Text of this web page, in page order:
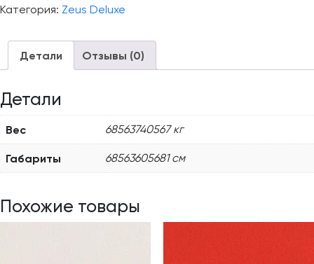
Категория: Zeus Deluxe
Детали Отзывы (0)
Детали
Вес 68563740567 кг
Габариты 68563605681 см
Похожие товары